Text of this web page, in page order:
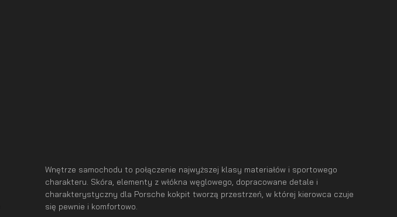
Wnętrze samochodu to połączenie najwyższej klasy materiałów i sportowego
charakteru. Skóra, elementy z włókna węglowego, dopracowane detale i
charakterystyczny dla Porsche kokpit tworzą przestrzeń, w której kierowca czuje
się pewnie i komfortowo.